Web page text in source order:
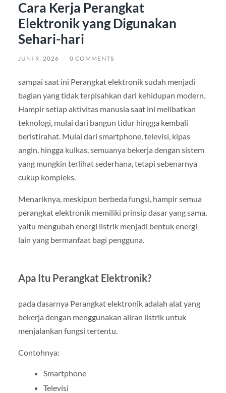
Cara Kerja Perangkat
Elektronik yang Digunakan
Sehari-hari
JUNI 9, 2026 / 0 COMMENTS
sampai saat ini Perangkat elektronik sudah menjadi
bagian yang tidak terpisahkan dari kehidupan modern.
Hampir setiap aktivitas manusia saat ini melibatkan
teknologi, mulai dari bangun tidur hingga kembali
beristirahat. Mulai dari smartphone, televisi, kipas
angin, hingga kulkas, semuanya bekerja dengan sistem
yang mungkin terlihat sederhana, tetapi sebenarnya
cukup kompleks.
Menariknya, meskipun berbeda fungsi, hampir semua
perangkat elektronik memiliki prinsip dasar yang sama,
yaitu mengubah energi listrik menjadi bentuk energi
lain yang bermanfaat bagi pengguna.
Apa Itu Perangkat Elektronik?
pada dasarnya Perangkat elektronik adalah alat yang
bekerja dengan menggunakan aliran listrik untuk
menjalankan fungsi tertentu.
Contohnya:
Smartphone
Televisi